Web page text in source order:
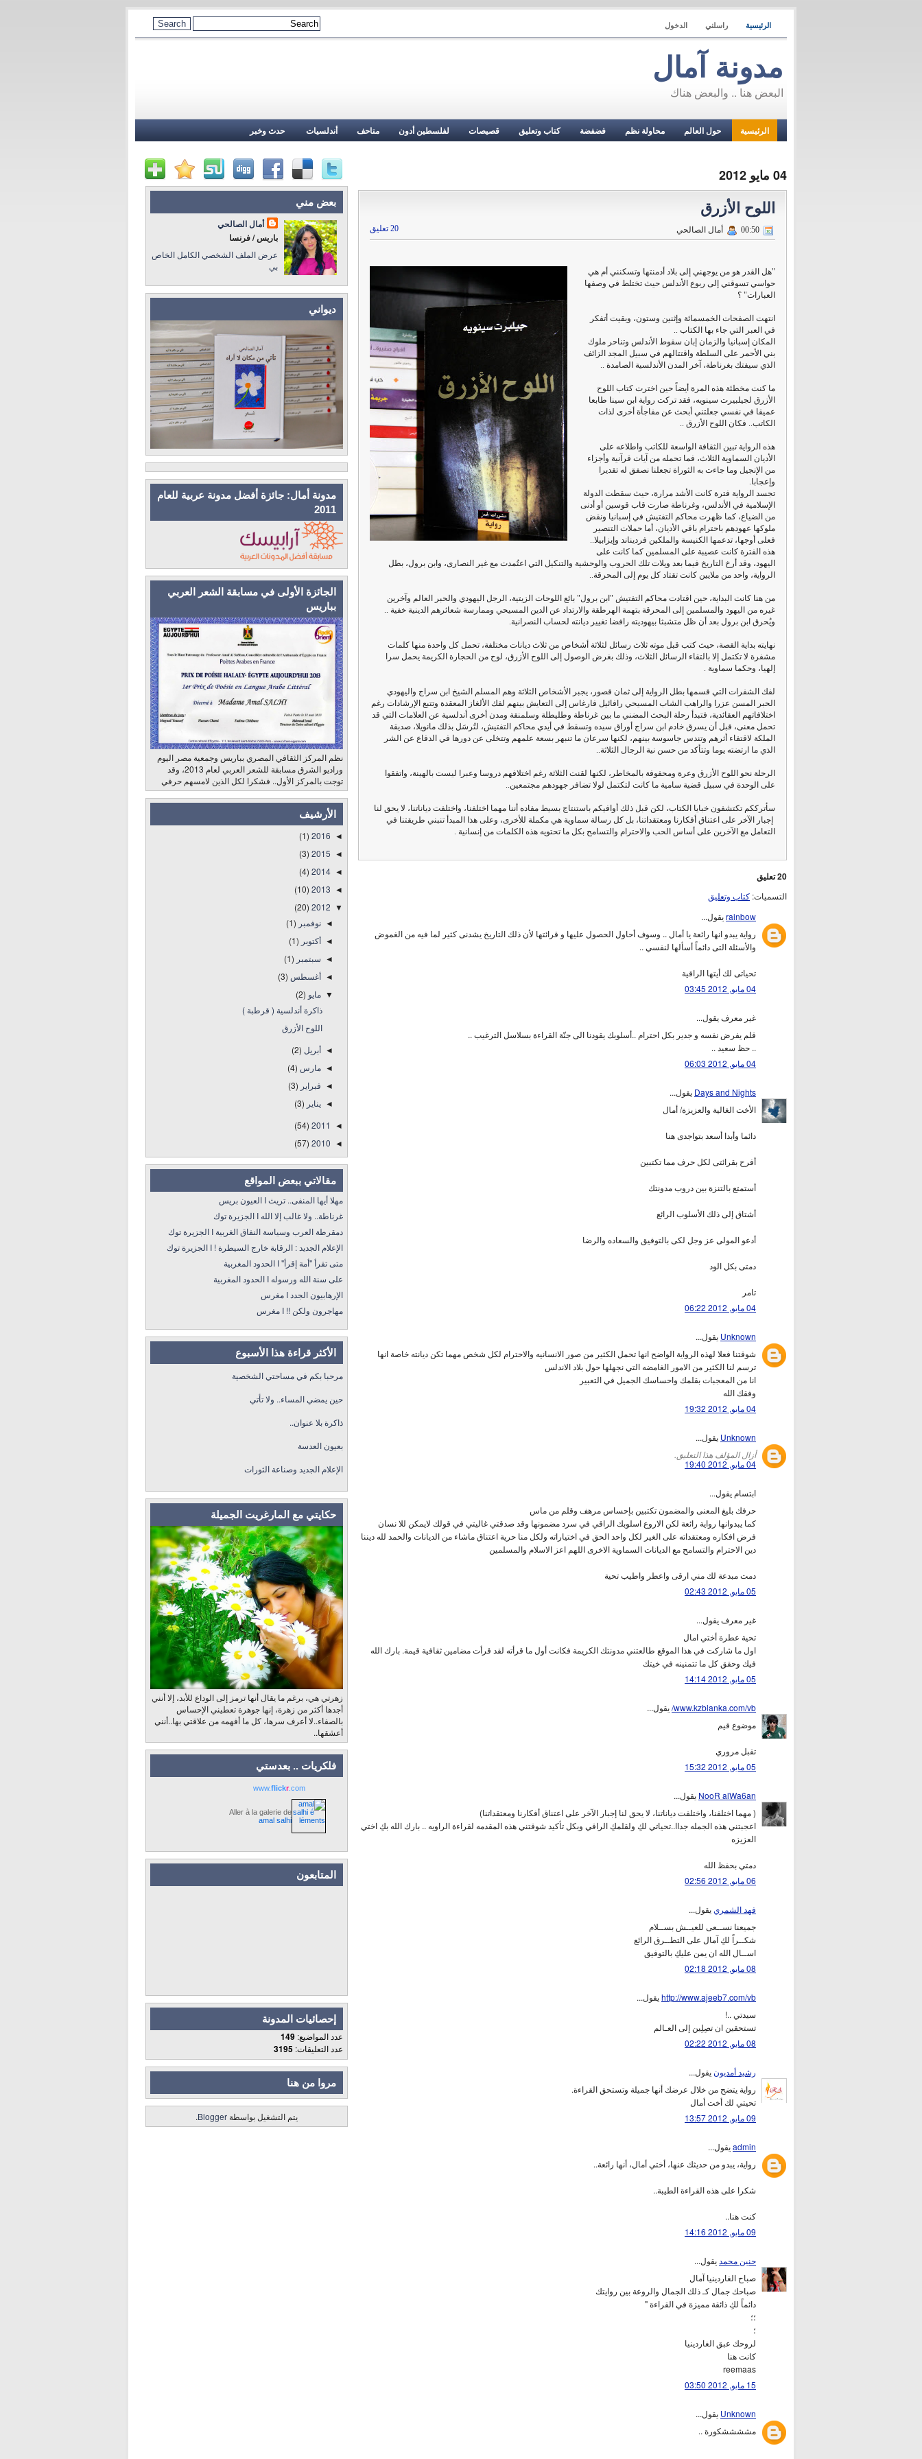
الرئيسية راسلني الدخول
مدونة آمال
البعض هنا .. والبعض هناك
الرئيسية حول العالم محاولة نظم فضفضة كتاب وتعليق قصيصات لفلسطين أدون متاحف أندلسيات حدث وخبر
04 مايو 2012
اللوح الأزرق
20 تعليق أمال الصالحي
"هل القدر هو من يوجهني إلى بلاد أدمنتها وتسكنني أم هي
حواسي تسوقني إلى ربوع الأندلس حيث تختلط في وصفها
العبارات" ؟
انتهت الصفحات الخمسمائة وإثنين وستون، وبقيت أتفكر
في العبر التي جاء بها الكتاب ..
المكان إسبانيا والزمان إبان سقوط الأندلس وتناحر ملوك
بني الأحمر على السلطة واقتتالهم في سبيل المجد الزائف
الذي سيفتك بغرناطة، آخر المدن الأندلسية الصامدة ..
ما كنت مخطئة هذه المرة أيضاً حين اخترت كتاب اللوح
الأزرق لجيلبيرت سينويه، فقد تركت رواية ابن سينا طابعا
عميقا في نفسي جعلتني أبحث عن مفاجأة أخرى لذات
الكاتب.. فكان اللوح الأزرق ..
هذه الرواية تبين الثقافة الواسعة للكاتب واطلاعه على
الأديان السماوية الثلاث، فما تحمله من آيات قرآنية وأجزاء
من الإنجيل وما جاءت به الثوراة تجعلنا نصفق له تقديرا
وإعجابا.
تجسد الرواية فترة كانت الأشد مرارة، حيث سقطت الدولة
الإسلامية في الأندلس، وغرناطة صارت قاب قوسين أو أدنى
من الضياع، كما ظهرت محاكم التفتيش في إسبانيا ونقض
ملوكها عهودهم باحترام باقي الأديان، أما حملات التنصير
فعلى أوجها، تدعمها الكنيسة والملكين فرديناند وإيزابيلا..
هذه الفترة كانت عصيبة على المسلمين كما كانت على
اليهود، وقد أرخ التاريخ فيما بعد ويلات تلك الحروب والوحشية والتنكيل التي اعتُمدت مع غير النصارى، وابن برول، بطل
الرواية، واحد من ملايين كانت تقتاد كل يوم إلى المحرقة..
من هنا كانت البداية، حين اقتادت محاكم التفتيش "ابن برول" بائع اللوحات الزيتية، الرجل اليهودي والحبر العالم وآخرين
غيره من اليهود والمسلمين إلى المحرقة بتهمة الهرطقة والارتداد عن الدين المسيحي وممارسة شعائرهم الدينية خفية ..
ويُحرق ابن برول بعد أن ظل متشبثا بيهوديته رافضا تغيير ديانته لحساب النصرانية.
نهايته بداية القصة، حيث كتب قبل موته ثلاث رسائل لثلاثة أشخاص من ثلاث ديانات مختلفة، تحمل كل واحدة منها كلمات
مشفرة لا تكتمل إلا بالتقاء الرسائل الثلاث، وذلك بغرض الوصول إلى اللوح الأزرق، لوح من الحجارة الكريمة يحمل سرا
إلهيا، وحكما سماوية .
لفك الشفرات التي قسمها بطل الرواية إلى ثمان قصور، يجبر الأشخاص الثلاثة وهم المسلم الشيخ ابن سراج واليهودي
الحبر المسن عزرا والراهب الشاب المسيحي رافائيل فارغاس إلى التعايش بينهم لفك الألغاز المعقدة وتتبع الإرشادات رغم
اختلافاتهم العقائدية، فتبدأ رحلة البحث المضني ما بين غرناطة وطليطلة وسلمنقة ومدن أخرى أندلسية عن العلامات التي قد
تحمل معنى، قبل أن يسرق خادم ابن سراج أوراق سيده وتسقط في أيدي محاكم التفتيش، لتُرسَل بذلك مانويلا، صديقة
الملكة لاقتفاء أثرهم وتندس جاسوسة بينهم، لكنها سرعان ما تنبهر بسعة علمهم وتتخلى عن دورها في الدفاع عن الشر
الذي ما ارتضته يوما وتتأكد من حسن نية الرجال الثلاثة..
الرحلة نحو اللوح الأزرق وعرة ومحفوفة بالمخاطر، لكنها لقنت الثلاثة رغم اختلافهم دروسا وعبرا ليست بالهينة، واتفقوا
على الوحدة في سبيل قضية سامية ما كانت لتكتمل لولا تضافر جهودهم مجتمعين..
سأترككم تكتشفون خبايا الكتاب، لكن قبل ذلك أوافيكم باستنتاج بسيط مفاده أننا مهما اختلفنا، واختلفت دياناتنا، لا يحق لنا
إجبار الآخر على اعتناق أفكارنا ومعتقداتنا، بل كل رسالة سماوية هي مكملة للأخرى، وعلى هذا المبدأ تنبني طريقتنا في
التعامل مع الآخرين على أساس الحب والاحترام والتسامح بكل ما تحتويه هذه الكلمات من إنسانية .
20 تعليق
التسميات: كتاب وتعليق
rainbowيقول...
رواية يبدو انها رائعة يا أمال .. وسوف أحاول الحصول عليها و قرائتها لأن ذلك التاريخ يشدنى كثير لما فيه من الغموض
والأسئلة التى دائماً أسألها لنفسي ..
تحياتى لك أيتها الراقية
04 مايو, 2012 03:45
غير معرف يقول...
قلم يفرض نفسه و جدير بكل احترام ..أسلوبك يقودنا الى جنّة القراءة بسلاسل الترغيب ..
.. حظ سعيد ..
04 مايو, 2012 06:03
Days and Nights يقول...
الأخت الغالية والعزيزة/ أمال
دائما وأبدا أسعد بتواجدى هنا
أفرح بقرائتى لكل حرف مما تكتبين
أستمتع بالتنزة بين دروب مدونتك
أشتاق إلى ذلك الأسلوب الرائع
أدعو المولى عز وجل لكى بالتوفيق والسعاده والرضا
دمتى بكل الود
تامر
04 مايو, 2012 06:22
Unknown يقول...
شوقتنا فعلا لهذه الرواية الواضح انها تحمل الكثير من صور الانسانيه والاحترام لكل شخص مهما تكن ديانته خاصة انها
ترسم لنا الكثير من الامور الغامضه التي نجهلها حول بلاد الاندلس
انا من المعجبات بقلمك واحساسك الجميل في التعبير
وفقك الله
04 مايو, 2012 19:32
Unknown يقول...
أزال المؤلف هذا التعليق.
04 مايو, 2012 19:40
ابتسام يقول...
حرفك بليغ المعنى والمضمون تكتبين بإحساس مرهف وقلم من ماس
كما يبدوانها رواية رائعة لكن الاروع اسلوبك الراقي في سرد مضمونها وقد صدقتي غاليتي في قولك لايمكن للا نسان
فرض افكاره ومعتقداته على الغير لكل واحد الحق في اختياراته ولكل منا حرية اعتناق ماشاء من الديانات والحمد لله ديننا
دين الاحترام والتسامح مع الديانات السماوية الاخرى اللهم اعز الاسلام والمسلمين
دمت مبدعة لك مني ارقى واعطر واطيب تحية
05 مايو, 2012 02:43
غير معرف يقول...
تحية عطرة أختي امال
اول ما شاركت في هذا الموقع طالعتني مدونتك الكريمة فكانت أول ما قرأته لقد قرأت مضامين ثقافية قيمة. بارك الله
فيك وحقق كل ما تتمنينه في خيتك
05 مايو, 2012 14:14
www.kzblanka.com/vb/ يقول...
موضوع قيم
تقبل مروري
05 مايو, 2012 15:32
NooR alWa6an يقول...
( مهما اختلفنا، واختلفت دياناتنا، لا يحق لنا إجبار الآخر على اعتناق أفكارنا ومعتقداتنا)
اعجبتني هذه الجمله جداا..تحياتي لكِ ولقلمكِ الراقي وبكل تأكيد شوقتني هذه المقدمه لقراءة الراويه .. بارك الله بكِ اختي
العزيزه
دمتي بحفظ الله
06 مايو, 2012 02:56
فهد الشمرييقول...
جميعنا نســعى للعيــش بســلام
شكــراً لكِ آمال على التطــرق الرائع
اســال الله ان يمن عليكِ بالتوفيق
08 مايو, 2012 02:18
http://www.ajeeb7.com/vbيقول...
سيدتي ..!
تستحقين ان تصِلِين إلى العـالم
08 مايو, 2012 02:22
رشيد أمديونيقول...
رواية يتضح من خلال عرضك أنها جميلة وتستحق القراءة.
تحيتي لك أخت أمال
09 مايو, 2012 13:57
adminيقول...
رواية، يبدو من حديثك عنها، أختي أمال، أنها رائعة..
شكرا على هذه القراءة الطيبة..
كنت هنا..
09 مايو, 2012 14:16
حنين محمد يقول...
صباح الغاردينيا آمال
صباحك جمال كـ ذلك الجمال والروعة بين روايتك
دائماً لكِ ذائقة مميزة في القراءة "
؛؛
؛
لروحك عبق الغاردينيا
كانت هنا
reemaas
15 مايو, 2012 03:50
Unknown يقول...
مششششكورة ..
بعض مني
أمال الصالحي
باريس / فرنسا
عرض الملف الشخصي الكامل الخاص
بي
ديواني
مدونة أمال: جائزة أفضل مدونة عربية للعام
2011
الجائزة الأولى في مسابقة الشعر العربي
بباريس
نظم المركز الثقافي المصري بباريس وجمعية مصر اليوم
وراديو الشرق مسابقة للشعر العربي لعام 2013، وقد
توجت بالمركز الأول.. فشكرا لكل الذين لامسهم حرفي
الأرشيف
◄
2016
(1)
◄
2015
(3)
◄
2014
(4)
◄
2013
(10)
▼
2012
(20)
◄نوفمبر (1)
◄ أكتوبر (1)
◄ سبتمبر (1)
◄ أغسطس (3)
▼مايو (2)
ذاكرة أندلسية ( قرطبة )
اللوح الأزرق
◄ أبريل (2)
◄مارس (4)
◄ فبراير (3)
◄يناير (3)
◄
2011
(54)
◄
2010
(57)
مقالاتي ببعض المواقع
مهلا أيها المنفى.. تريث I العيون بريس
غرناطة.. ولا غالب إلا الله I الجزيرة توك
دمقرطة العرب وسياسة النفاق الغربية I الجزيرة توك
الإعلام الجديد : الرقابة خارج السيطرة ! I الجزيرة توك
متى تقرأ "أمة إقرأ" I الحدود المغربية
على سنة الله ورسوله I الحدود المغربية
الإرهابيون الجدد I مغرس
مهاجرون ولكن !! I مغرس
الأكثر قراءة هذا الأسبوع
مرحبا بكم في مساحتي الشخصية
حين يمضي المساء.. ولا تأتي
ذاكرة بلا عنوان..
بعيون العدسة
الإعلام الجديد وصناعة الثورات
حكايتي مع المارغريت الجميلة
زهرتي هي، برغم ما يقال أنها ترمز إلى الوداع للأبد، إلا أنني
أجدها أكثر من زهرة، إنها جوهرة تعطيني الإحساس
بالصفاء..لا أعرف سرها، كل ما أفهمه من علاقتي بها..أنني
أعشقها..
فلكريات .. بعدستي
www.flickr .com
Aller à la galerie de
amal salhi
المتابعون
إحصائيات المدونة
عدد المواضيع: 149
عدد التعليقات: 3195
مروا من هنا
يتم التشغيل بواسطة Blogger
.